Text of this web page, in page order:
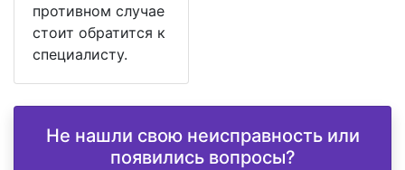
противном случае
стоит обратится к
специалисту.
Не нашли свою неисправность или
появились вопросы?